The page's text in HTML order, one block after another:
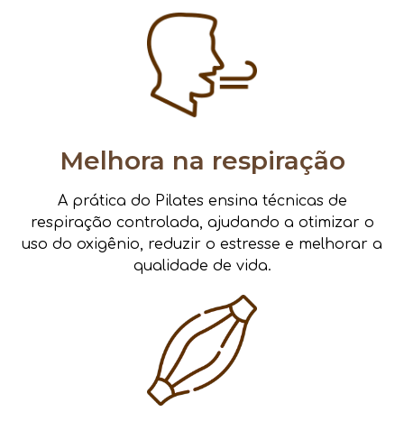
Melhora na respiração
A prática do Pilates ensina técnicas de
respiração controlada, ajudando a otimizar o
uso do oxigênio, reduzir o estresse e melhorar a
qualidade de vida.